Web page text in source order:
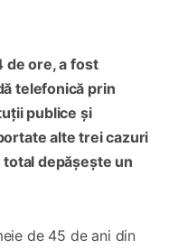
de ore, a fost
telefonică prin
publice și
alte trei cazuri
depășește un
de 45 de ani din